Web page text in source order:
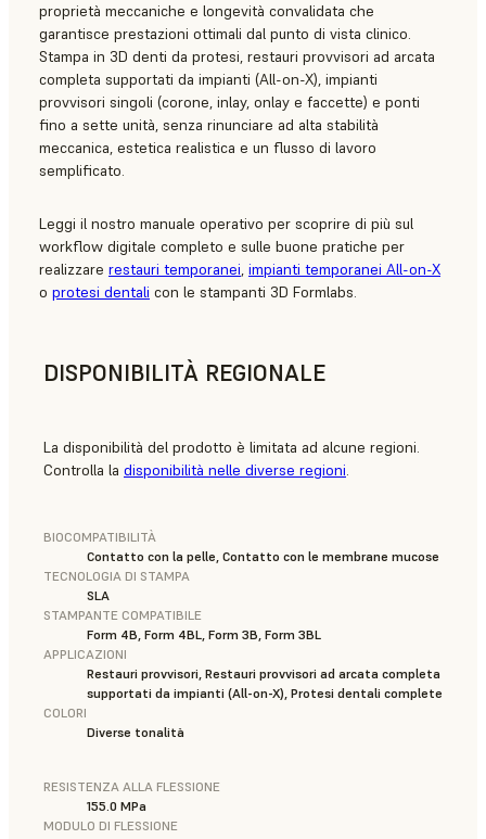
proprietà meccaniche e longevità convalidata che
garantisce prestazioni ottimali dal punto di vista clinico.
Stampa in 3D denti da protesi, restauri provvisori ad arcata
completa supportati da impianti (All-on-X), impianti
provvisori singoli (corone, inlay, onlay e faccette) e ponti
fino a sette unità, senza rinunciare ad alta stabilità
meccanica, estetica realistica e un flusso di lavoro
semplificato.
Leggi il nostro manuale operativo per scoprire di più sul
workflow digitale completo e sulle buone pratiche per
realizzare restauri temporanei, impianti temporanei All-on-X
o protesi dentali con le stampanti 3D Formlabs.
DISPONIBILITÀ REGIONALE
La disponibilità del prodotto è limitata ad alcune regioni.
Controlla la disponibilità nelle diverse regioni.
BIOCOMPATIBILITÀ
Contatto con la pelle, Contatto con le membrane mucose
TECNOLOGIA DI STAMPA
SLA
STAMPANTE COMPATIBILE
Form 4B, Form 4BL, Form 3B, Form 3BL
APPLICAZIONI
Restauri provvisori, Restauri provvisori ad arcata completa
supportati da impianti (All-on-X), Protesi dentali complete
COLORI
Diverse tonalità
RESISTENZA ALLA FLESSIONE
155.0 MPa
MODULO DI FLESSIONE